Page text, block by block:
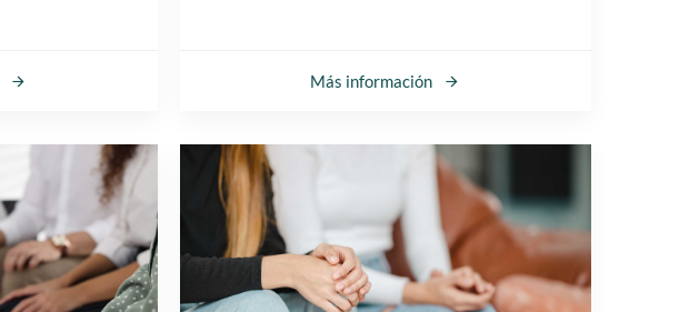
Más información